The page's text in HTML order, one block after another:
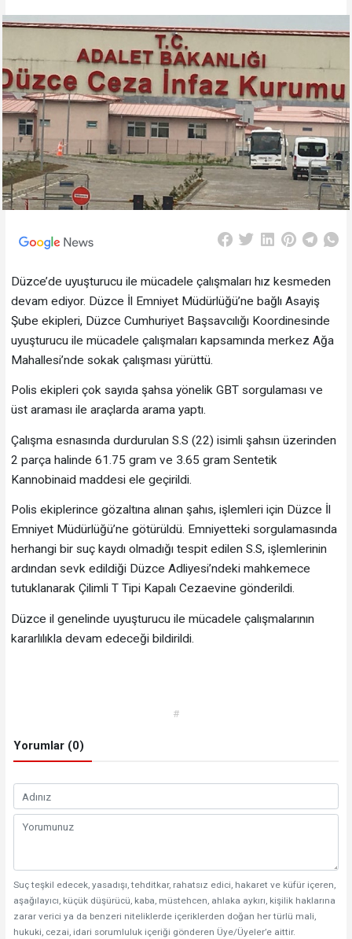
Düzce’de uyuşturucu ile mücadele çalışmaları hız kesmeden
devam ediyor. Düzce İl Emniyet Müdürlüğü’ne bağlı Asayiş
Şube ekipleri, Düzce Cumhuriyet Başsavcılığı Koordinesinde
uyuşturucu ile mücadele çalışmaları kapsamında merkez Ağa
Mahallesi’nde sokak çalışması yürüttü.
Polis ekipleri çok sayıda şahsa yönelik GBT sorgulaması ve
üst araması ile araçlarda arama yaptı.
Çalışma esnasında durdurulan S.S (22) isimli şahsın üzerinden
2 parça halinde 61.75 gram ve 3.65 gram Sentetik
Kannobinaid maddesi ele geçirildi.
Polis ekiplerince gözaltına alınan şahıs, işlemleri için Düzce İl
Emniyet Müdürlüğü’ne götürüldü. Emniyetteki sorgulamasında
herhangi bir suç kaydı olmadığı tespit edilen S.S, işlemlerinin
ardından sevk edildiği Düzce Adliyesi’ndeki mahkemece
tutuklanarak Çilimli T Tipi Kapalı Cezaevine gönderildi.
Düzce il genelinde uyuşturucu ile mücadele çalışmalarının
kararlılıkla devam edeceği bildirildi.
#
Yorumlar (0)
Suç teşkil edecek, yasadışı, tehditkar, rahatsız edici, hakaret ve küfür içeren,
aşağılayıcı, küçük düşürücü, kaba, müstehcen, ahlaka aykırı, kişilik haklarına
zarar verici ya da benzeri niteliklerde içeriklerden doğan her türlü mali,
hukuki, cezai, idari sorumluluk içeriği gönderen Üye/Üyeler’e aittir.